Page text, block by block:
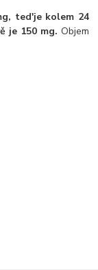
ted'je kolem 24
je 150 mg. Objem